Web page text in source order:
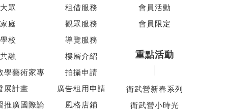
大眾
家庭
學校
共融
學藝術家專
展計畫
推廣國際論
租借服務
觀眾服務
導覽服務
樓層介紹
拍攝申請
廣告租用申請
風格店鋪
會員活動
會員限定
重點活動
衛武營新春系列
衛武營小時光